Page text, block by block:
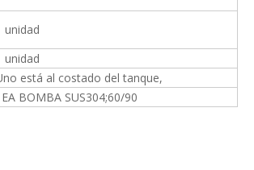
unidad
unidad
está al costado del tanque,
BOMBA SUS304;60/90